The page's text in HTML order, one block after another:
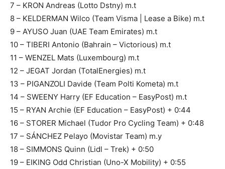
7 – KRON Andreas (Lotto Dstny) m.t
8 – KELDERMAN Wilco (Team Visma | Lease a Bike) m.t
9 – AYUSO Juan (UAE Team Emirates) m.t
10 – TIBERI Antonio (Bahrain – Victorious) m.t
11 – WENZEL Mats (Luxembourg) m.t
12 – JEGAT Jordan (TotalEnergies) m.t
13 – PIGANZOLI Davide (Team Polti Kometa) m.t
14 – SWEENY Harry (EF Education – EasyPost) m.t
15 – RYAN Archie (EF Education – EasyPost) + 0:44
16 – STORER Michael (Tudor Pro Cycling Team) + 0:48
17 – SÁNCHEZ Pelayo (Movistar Team) m.y
18 – SIMMONS Quinn (Lidl – Trek) + 0:50
19 – EIKING Odd Christian (Uno-X Mobility) + 0:55